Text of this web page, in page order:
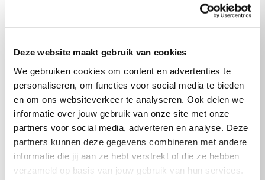
Deze website maakt gebruik van cookies
We gebruiken cookies om content en advertenties te
personaliseren, om functies voor social media te bieden
en om ons websiteverkeer te analyseren. Ook delen we
informatie over jouw gebruik van onze site met onze
partners voor social media, adverteren en analyse. Deze
partners kunnen deze gegevens combineren met andere
informatie die jij aan ze hebt verstrekt of die ze hebben
verzameld op basis van jouw gebruik van hun services.
Veel mantelzorgers verlenen al
mantelzorg buiten hun familie
(40%). Drie op de tien mantelzorgers geven aan
mantelzorg te verlenen aan personen buiten hun familie,
zoals buren, vrienden en/of kennissen. De ondersteuning
die door mantelzorgers wordt geboden is meestal in de
vorm van het doen boodschappen, meegaan naar
medische afspraken en gezelschap houden. Op de vierde
plek komt hulp bieden in het huishouden. Zo geeft maar
liefst 42% van de respondenten die mantelzorger zijn aan